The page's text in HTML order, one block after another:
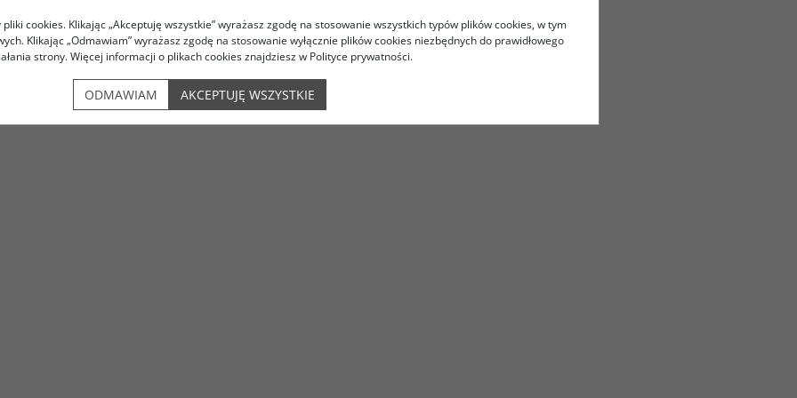
cookies. Klikając „Akceptuję wszystkie” wyrażasz zgodę na stosowanie wszystkich typów plików cookies, w tym
Klikając „Odmawiam” wyrażasz zgodę na stosowanie wyłącznie plików cookies niezbędnych do prawidłowego
strony. Więcej informacji o plikach cookies znajdziesz w Polityce prywatności.
ODMAWIAM AKCEPTUJĘ WSZYSTKIE